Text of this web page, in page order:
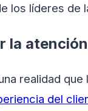
los líderes de
la
realidad que
del